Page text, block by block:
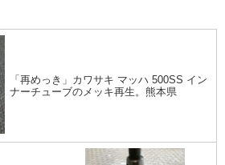
「再めっき」カワサキ マッハ 500SS イン
ナーチューブのメッキ再生。熊本県